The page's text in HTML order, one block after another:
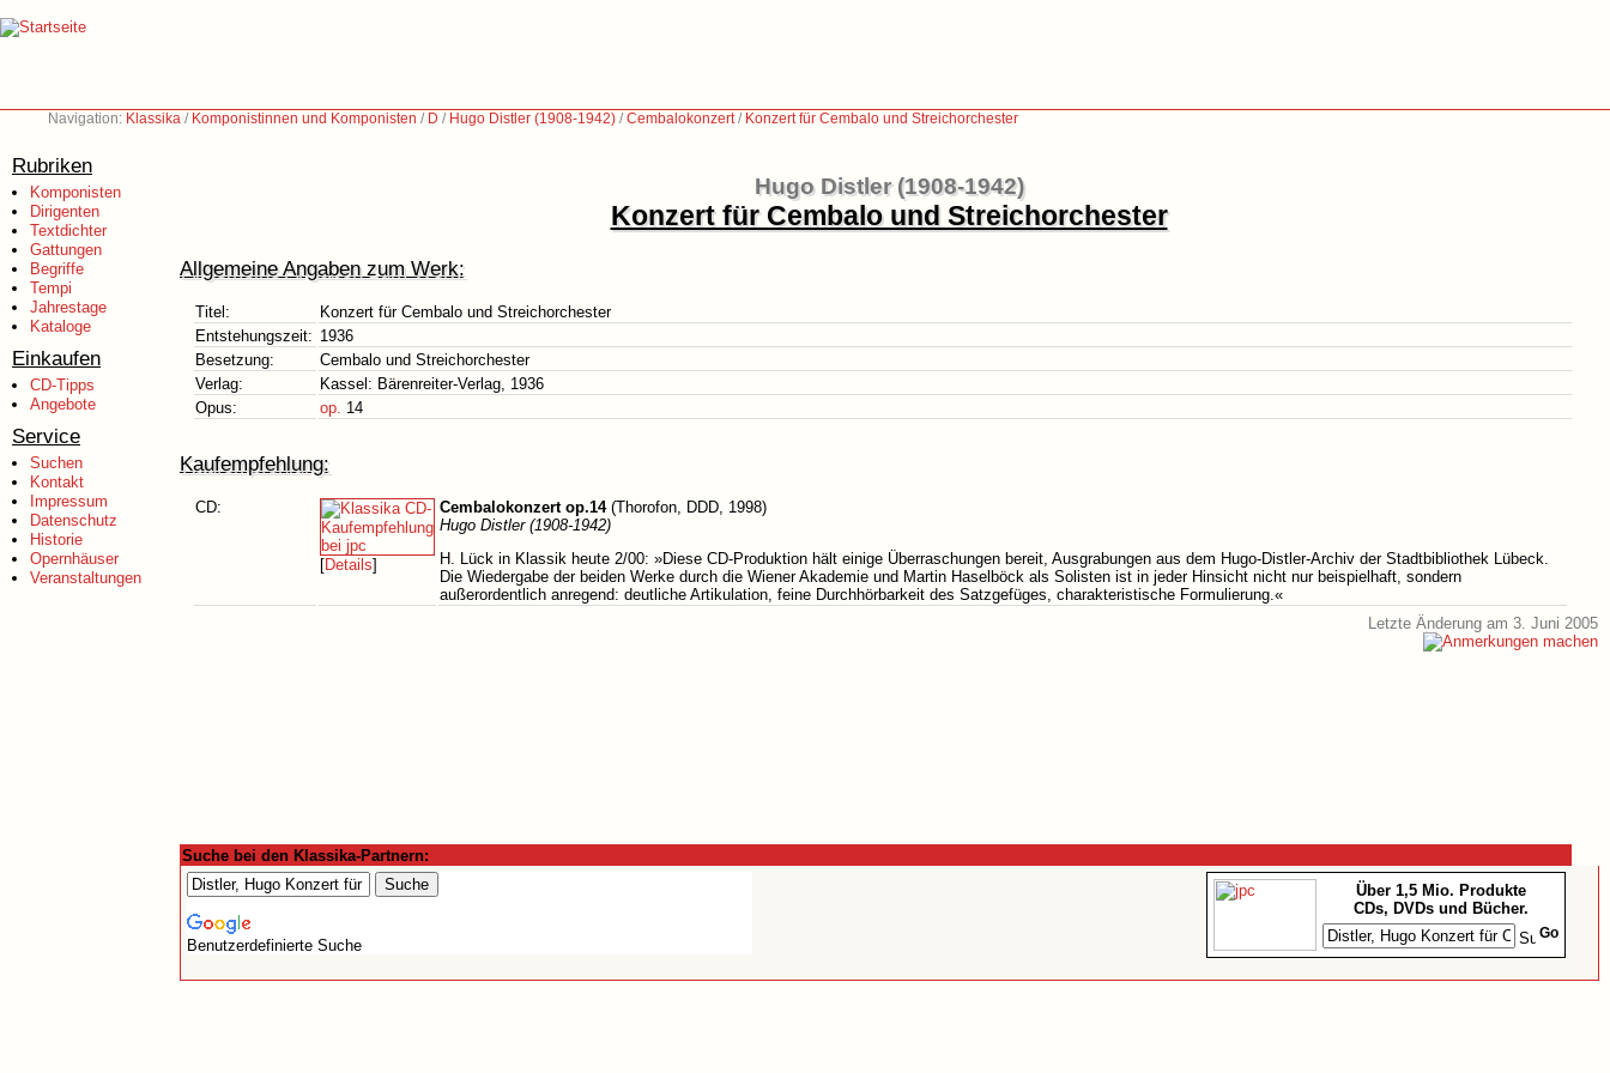
Navigation: Klassika / Komponistinnen und Komponisten / D / Hugo Distler (1908-1942) /Cembalokonzert/ Konzert für Cembalo und Streichorchester
Rubriken
Komponisten
Dirigenten
Textdichter
Gattungen
Begriffe
Tempi
Jahrestage
Kataloge
Einkaufen
CD-Tipps
Angebote
Service
Suchen
Kontakt
Impressum
Datenschutz
Historie
Opernhäuser
Veranstaltungen
Hugo Distler (1908-1942)
Konzert für Cembalo und Streichorchester
Allgemeine Angaben zum Werk:
Titel:
Konzert für Cembalo und Streichorchester
Entstehungszeit: 1936
Besetzung:
Cembalo und Streichorchester
Verlag:
Kassel: Bärenreiter-Verlag, 1936
Opus:
op. 14
Kaufempfehlung:
CD:
[Details]
Cembalokonzert op.14(Thorofon, DDD, 1998)
Hugo Distler (1908-1942)
H. Lück in Klassik heute 2/00: »Diese CD-Produktion hält einige Überraschungen bereit, Ausgrabungen aus dem Hugo-Distler-Archiv der Stadtbibliothek Lübeck.
Die Wiedergabe der beiden Werke durch die Wiener Akademie und Martin Haselböck als Solisten ist in jeder Hinsicht nicht nur beispielhaft, sondern
außerordentlich anregend: deutliche Artikulation, feine Durchhörbarkeit des Satzgefüges, charakteristische Formulierung.«
Letzte Änderung am 3. Juni 2005
Suche bei den Klassika-Partnern:
Benutzerdefinierte Suche
Über 1,5 Mio. Produkte
CDs, DVDs und Bücher.
Go